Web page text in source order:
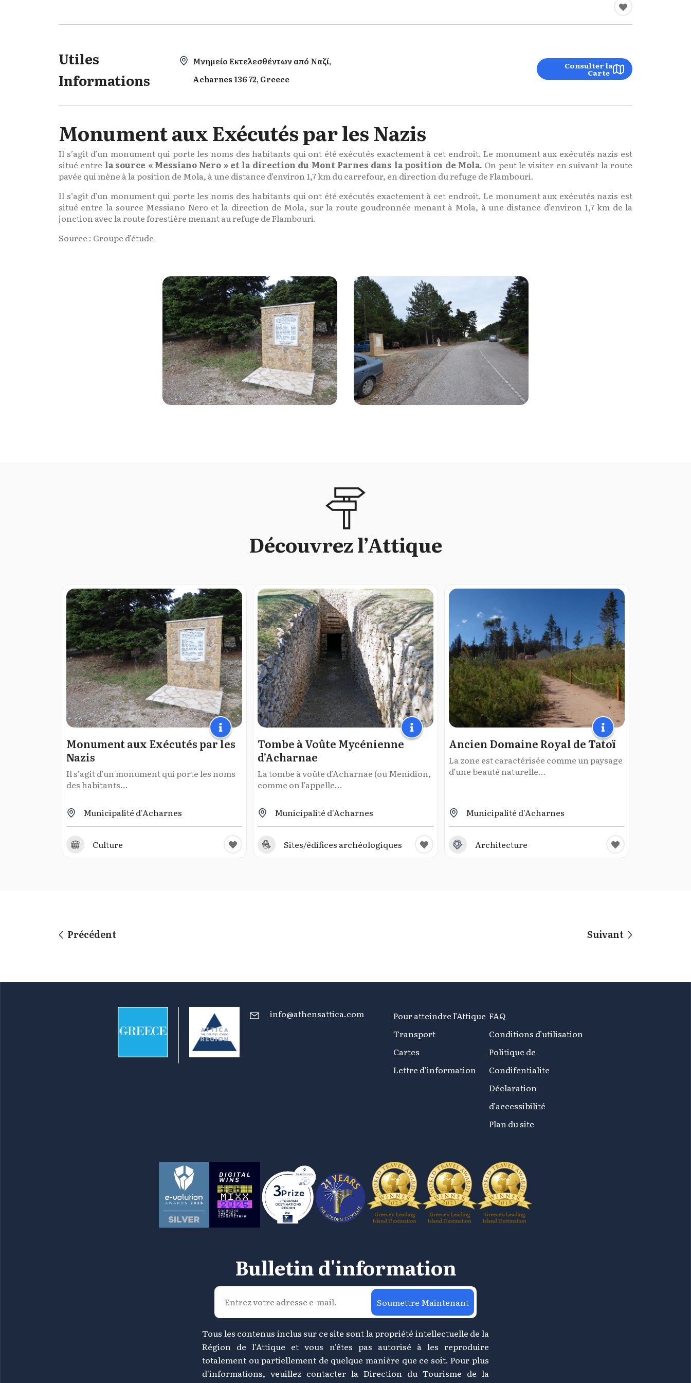
Utiles
Informations
Μνημείο Εκτελεσθέντων από Ναζί,
Acharnes 136 72, Greece
Consulter la
Carte
Monument aux Exécutés par les Nazis
Il s’agit d’un monument qui porte les noms des habitants qui ont été exécutés exactement à cet endroit. Le monument aux exécutés nazis est
situé entre la source « Messiano Nero » et la direction du Mont Parnes dans la position de Mola. On peut le visiter en suivant la route
pavée qui mène à la position de Mola, à une distance d’environ 1,7 km du carrefour, en direction du refuge de Flambouri.
Il s’agit d’un monument qui porte les noms des habitants qui ont été exécutés exactement à cet endroit. Le monument aux exécutés nazis est
situé entre la source Messiano Nero et la direction de Mola, sur la route goudronnée menant à Mola, à une distance d’environ 1,7 km de la
jonction avec la route forestière menant au refuge de Flambouri.
Source : Groupe d’étude
Découvrez l’Attique
Monument aux Exécutés par les
Nazis
Il s’agit d’un monument qui porte les noms
des habitants...
Municipalité d'Acharnes
Culture
Tombe à Voûte Mycénienne
d’Acharnae
La tombe à voûte d’Acharnae (ou Menidion,
comme on l’appelle...
Municipalité d'Acharnes
Sites/édifices archéologiques
Ancien Domaine Royal de Tatoï
La zone est caractérisée comme un paysage
d’une beauté naturelle...
Municipalité d'Acharnes
Architecture
Précédent Suivant
info@athensattica.com
Pour atteindre l’Attique
Transport
Cartes
Lettre d’information
FAQ
Conditions d’utilisation
Politique de
Condifentialite
Déclaration
d’accessibilité
Plan du site
Bulletin d'information
Soumettre Maintenant
Tous les contenus inclus sur ce site sont la propriété intellectuelle de la
Région de l'Attique et vous n'êtes pas autorisé à les reproduire
totalement ou partiellement de quelque manière que ce soit. Pour plus
d'informations, veuillez contacter la Direction du Tourisme de la